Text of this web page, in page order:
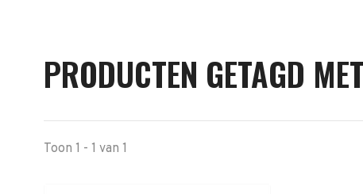
PRODUCTEN GETAGD
Toon 1 - 1 van 1